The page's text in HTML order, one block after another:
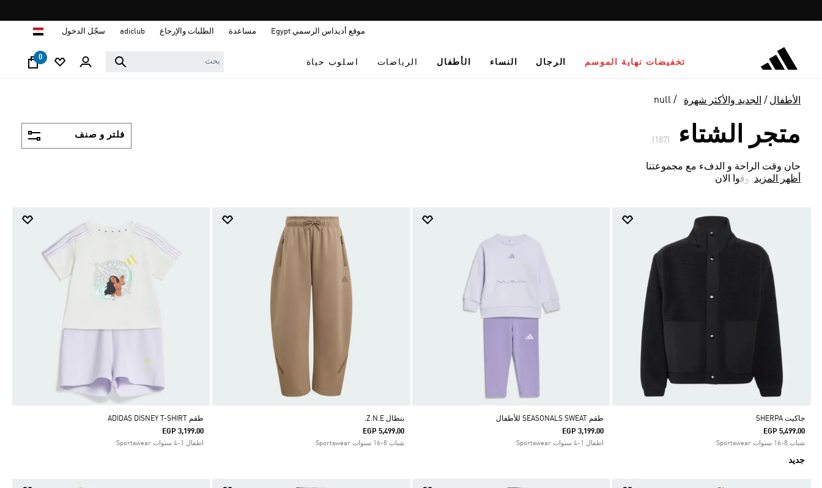
promotion
موقع أديداس الرسمي Egypt مساعدة الطلبات والإرجاع adiclub سجّل الدخول
تخفيضات نهاية الموسم الرجال النساء الأطفال الرياضات اسلوب حياة
0
الأطفال الجديد والأكثر شهرة null
متجر الشتاء فلتر و صنف
حان وقت الراحة و الدفء مع مجموعتنا
الشتوية .. تسوقوا الان
أظهر المزيد
جاكيت SHERPA
EGP 5,499.00
شباب 8-16 سنوات Sportswear
جديد
طقم SEASONALS SWEAT للأطفال
EGP 3,199.00
اطفال 1-4 سنوات Sportswear
بنطال Z.N.E.
EGP 5,499.00
شباب 8-16 سنوات Sportswear
طقم ADIDAS DISNEY T-SHIRT
EGP 3,199.00
اطفال 1-4 سنوات Sportswear